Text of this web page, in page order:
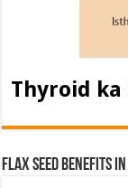
Thyroid ka
Flax Seed Benefits